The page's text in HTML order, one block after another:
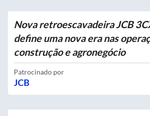
Nova retroescavadeira JCB
define uma nova era nas
construção e agronegócio
Patrocinado por
JCB